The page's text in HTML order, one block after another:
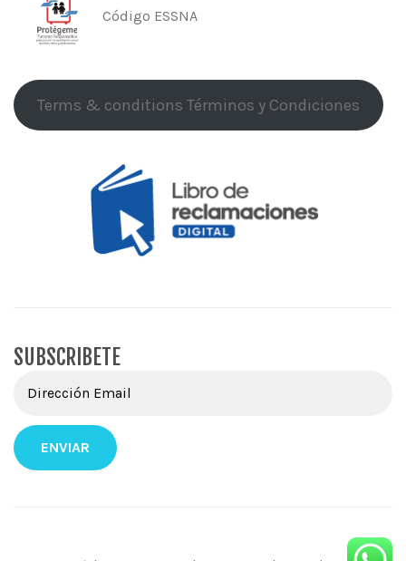
Código ESSNA
Terms & conditions Términos y Condiciones
SUBSCRIBETE